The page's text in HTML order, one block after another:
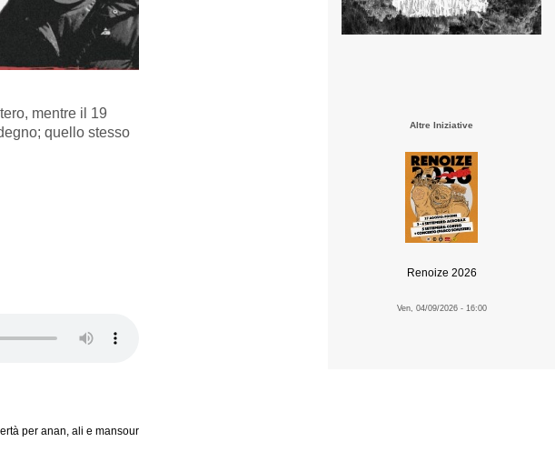
mentre il 19
quello stesso
Altre Iniziative
Renoize 2026
Ven, 04/09/2026 - 16:00